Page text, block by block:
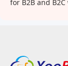
for B2B and